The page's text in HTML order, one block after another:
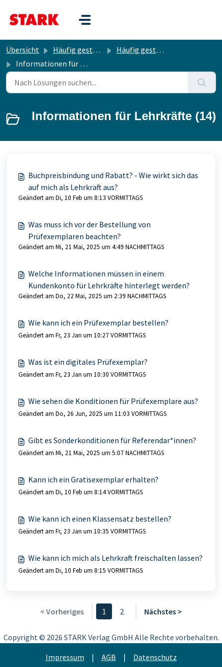
Übersicht Häufig gestellte Fragen
Häufig gestellte Fragen
Informationen für Lehrkräfte
Informationen für Lehrkräfte (14)
Buchpreisbindung und Rabatt? - Wie wirkt sich das
auf mich als Lehrkraft aus?
Geändert am Di, 10 Feb um 8:13 VORMITTAGS
Was muss ich vor der Bestellung von
Prüfexemplaren beachten?
Geändert am Mi, 21 Mai, 2025 um 4:49 NACHMITTAGS
Welche Informationen müssen in einem
Kundenkonto für Lehrkräfte hinterlegt werden?
Geändert am Do, 22 Mai, 2025 um 2:39 NACHMITTAGS
Wie kann ich ein Prüfexemplar bestellen?
Geändert am Fr, 23 Jan um 10:27 VORMITTAGS
Was ist ein digitales Prüfexemplar?
Geändert am Fr, 23 Jan um 10:30 VORMITTAGS
Wie sehen die Konditionen für Prüfexemplare aus?
Geändert am Do, 26 Jun, 2025 um 11:03 VORMITTAGS
Gibt es Sonderkonditionen für Referendar*innen?
Geändert am Mi, 21 Mai, 2025 um 5:07 NACHMITTAGS
Kann ich ein Gratisexemplar erhalten?
Geändert am Di, 10 Feb um 8:14 VORMITTAGS
Wie kann ich einen Klassensatz bestellen?
Geändert am Fr, 23 Jan um 10:35 VORMITTAGS
Wie kann ich mich als Lehrkraft freischalten lassen?
Geändert am Di, 10 Feb um 8:15 VORMITTAGS
< Vorheriges 1 2 Nächstes >
Copyright © 2026 STARK Verlag GmbH Alle Rechte vorbehalten.
Impressum
| AGB | Datenschutz